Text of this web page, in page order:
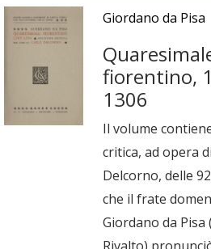
Giordano da Pisa
fiorentino,
1306
Il volume
critica, ad opera
Delcorno, delle
che il frate
Giordano da Pisa